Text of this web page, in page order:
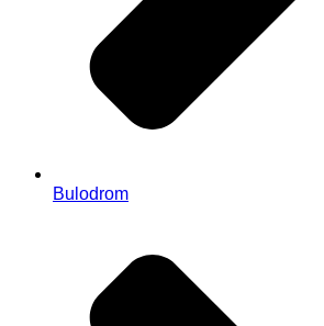
Bulodrom